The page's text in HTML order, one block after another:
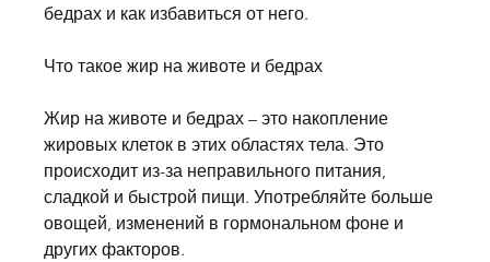
бедрах и как избавиться от него.
Что такое жир на животе и бедрах
Жир на животе и бедрах – это накопление
жировых клеток в этих областях тела. Это
происходит из-за неправильного питания,
сладкой и быстрой пищи. Употребляйте больше
овощей, изменений в гормональном фоне и
других факторов.